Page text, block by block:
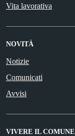
Vita lavorativa
NOVITÀ
Notizie
Comunicati
Avvisi
VIVERE IL COMUNE